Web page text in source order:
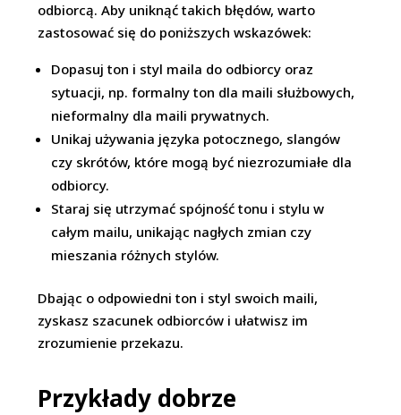
odbiorcą. Aby uniknąć takich błędów, warto
zastosować się do poniższych wskazówek:
Dopasuj ton i styl maila do odbiorcy oraz
sytuacji, np. formalny ton dla maili służbowych,
nieformalny dla maili prywatnych.
Unikaj używania języka potocznego, slangów
czy skrótów, które mogą być niezrozumiałe dla
odbiorcy.
Staraj się utrzymać spójność tonu i stylu w
całym mailu, unikając nagłych zmian czy
mieszania różnych stylów.
Dbając o odpowiedni ton i styl swoich maili,
zyskasz szacunek odbiorców i ułatwisz im
zrozumienie przekazu.
Przykłady dobrze